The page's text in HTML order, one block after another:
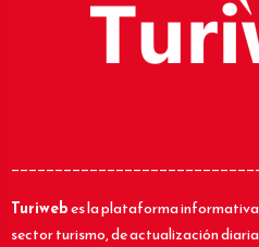
Turiwebes la plataforma
sector turismo, de actualización